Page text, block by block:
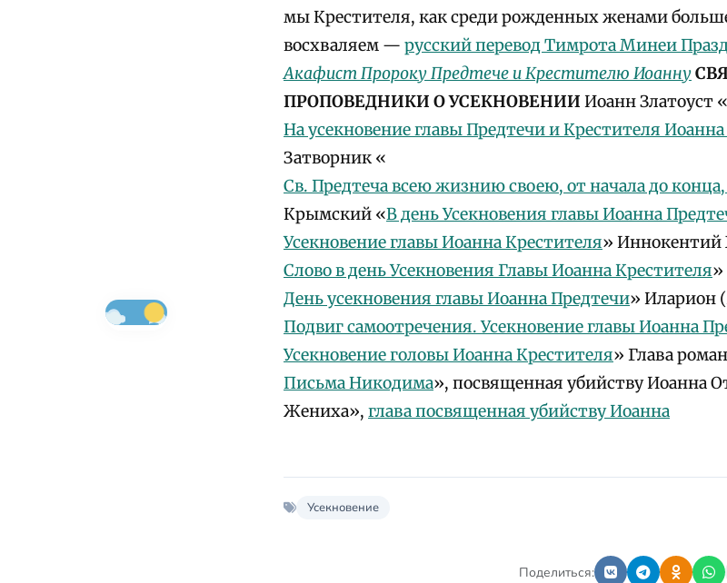
мы Крестителя, как среди рожденных женами
восхваляем — русский перевод Тимрота Минеи
Акафист Пророку Предтече и Крестителю Иоанну
ПРОПОВЕДНИКИ О УСЕКНОВЕНИИ Иоанн Златоуст «
На усекновение главы Предтечи и Крестителя
Затворник «
Св. Предтеча всею жизнию своею, от начала до
Крымский «В день Усекновения главы Иоанна
Усекновение главы Иоанна Крестителя» Иннокентий
Слово в день Усекновения Главы Иоанна Крестителя
День усекновения главы Иоанна Предтечи» Иларион
Подвиг самоотречения. Усекновение главы Иоанна
Усекновение головы Иоанна Крестителя» Глава
Письма Никодима», посвященная убийству Иоанна
Жениха», глава посвященная убийству Иоанна
Усекновение
Поделиться: